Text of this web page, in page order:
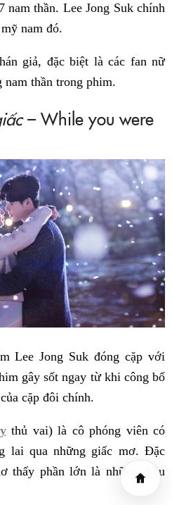
nam thần. Lee Jong Suk chính
nam đó.
giả, đặc biệt là các fan nữ
thần trong phim.
– While you were
Lee Jong Suk đóng cặp với
gây sốt ngay từ khi công bố
cặp đôi chính.
thủ vai) là cô phóng viên có
lai qua những giấc mơ. Đặc
thấy phần lớn là những điều